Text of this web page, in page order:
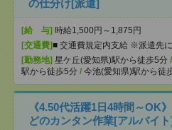
の仕分け[派遣]
[給 与] 時給1,500円～1,875円
[交通費]■ 交通費規定内支給 ※派遣先
[勤務地] 星ケ丘(愛知県)駅から徒歩5分 /
駅から徒歩5分 / 今池(愛知県)駅から徒
《4.50代活躍1日4時間～OK
どのカンタン作業[アルバイ